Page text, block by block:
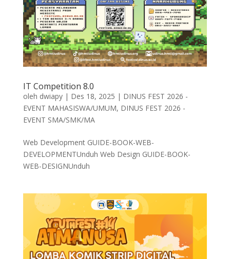
IT Competition 8.0
oleh dwiapy| Des 18, 2025 | DINUS FEST 2026 -
EVENT MAHASISWA/UMUM, DINUS FEST 2026 -
EVENT SMA/SMK/MA
Web Development GUIDE-BOOK-WEB-
DEVELOPMENTUnduh Web Design GUIDE-BOOK-
WEB-DESIGNUnduh